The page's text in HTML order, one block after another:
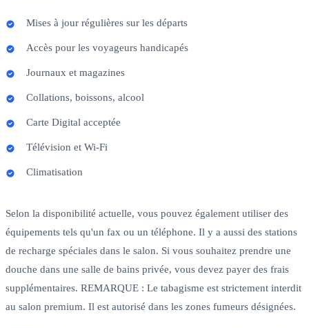
Mises à jour régulières sur les départs
Accès pour les voyageurs handicapés
Journaux et magazines
Collations, boissons, alcool
Carte Digital acceptée
Télévision et Wi-Fi
Climatisation
Selon la disponibilité actuelle, vous pouvez également utiliser des
équipements tels qu'un fax ou un téléphone. Il y a aussi des stations
de recharge spéciales dans le salon. Si vous souhaitez prendre une
douche dans une salle de bains privée, vous devez payer des frais
supplémentaires. REMARQUE : Le tabagisme est strictement interdit
au salon premium. Il est autorisé dans les zones fumeurs désignées.